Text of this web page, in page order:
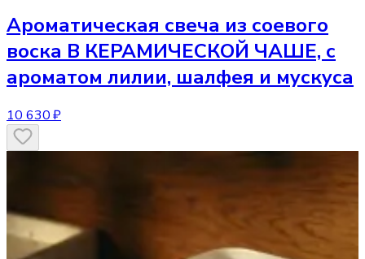
Ароматическая свеча из соевого
воска В КЕРАМИЧЕСКОЙ ЧАШЕ, с
ароматом лилии, шалфея и мускуса
10 630 ₽